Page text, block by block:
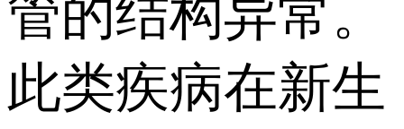
管的结构异常。
此类疾病在新生